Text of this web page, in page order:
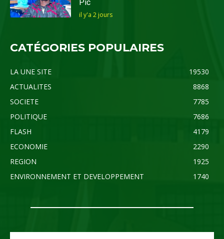
Pic
il y'a 2 jours
CATÉGORIES POPULAIRES
LA UNE SITE
19530
ACTUALITES
8868
SOCIETE
7785
POLITIQUE
7686
FLASH
4179
ECONOMIE
2290
REGION
1925
ENVIRONNEMENT ET DEVELOPPEMENT
1740